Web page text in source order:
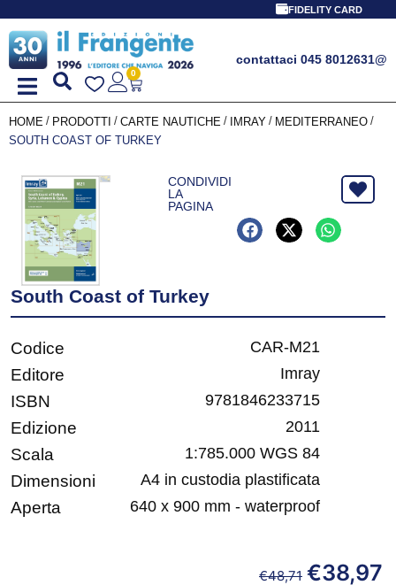
FIDELITY CARD
contattaci 045 8012631@
0
HOME / PRODOTTI / CARTE NAUTICHE / IMRAY / MEDITERRANEO /
SOUTH COAST OF TURKEY
CONDIVIDI
LA
PAGINA
South Coast of Turkey
Codice CAR-M21
Editore Imray
ISBN 9781846233715
Edizione 2011
Scala 1:785.000 WGS 84
Dimensioni A4 in custodia plastificata
Aperta 640 x 900 mm - waterproof
€48,71 €38,97